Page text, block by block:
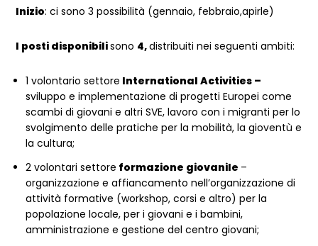
Inizio: ci sono 3 possibilità (gennaio, febbraio,apirle)
I posti disponibilisono 4,distribuiti nei seguenti ambiti:
1 volontario settore International Activities –
sviluppo e implementazione di progetti Europei come
scambi di giovani e altri SVE, lavoro con i migranti per lo
svolgimento delle pratiche per la mobilità, la gioventù e
la cultura;
2 volontari settore formazione giovanile –
organizzazione e affiancamento nell’organizzazione di
attività formative (workshop, corsi e altro) per la
popolazione locale, per i giovani e i bambini,
amministrazione e gestione del centro giovani;